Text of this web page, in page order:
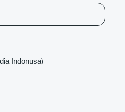
Indonusa)